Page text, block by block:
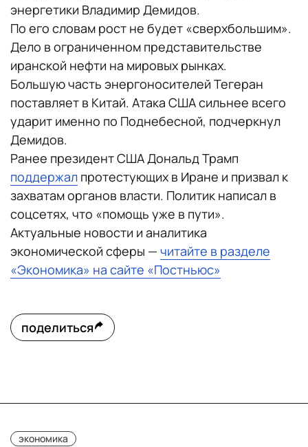
энергетики Владимир Демидов.
По его словам рост не будет «сверхбольшим».
Дело в ограниченном представительстве
иранской нефти на мировых рынках.
Большую часть энергоносителей Тегеран
поставляет в Китай. Атака США сильнее всего
ударит именно по Поднебесной, подчеркнул
Демидов.
Ранее президент США Дональд Трамп
поддержал протестующих в Иране и призвал к
захватам органов власти. Политик написал в
соцсетях, что «помощь уже в пути».
Актуальные новости и аналитика
экономической сферы — читайте в разделе
«Экономика» на сайте «Постньюс»
поделиться
экономика